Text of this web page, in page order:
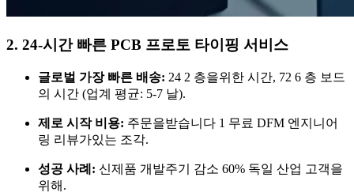
2. 24-시간 빠른 PCB 프로토 타이핑 서비스
글로벌 가장 빠른 배송: 24 2 층을위한 시간, 72 6 층 보드
의 시간 (업계 평균: 5-7 날).
제로 시작 비용: 주문을받습니다 1 무료 DFM 엔지니어
링 리뷰가있는 조각.
성공 사례: 신제품 개발주기 감소 60% 독일 산업 고객을
위해.